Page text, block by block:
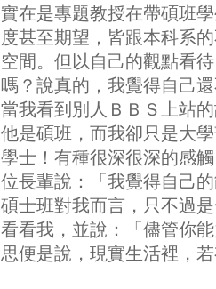
實在是專題教授在帶碩班
度甚至期望，皆跟本科系
空間。但以自己的觀點看
嗎？說真的，我覺得自己
當我看到別人ＢＢＳ上站
他是碩班，而我卻只是大
學士！有種很深很深的感
位長輩說：「我覺得自己
碩士班對我而言，只不過
看看我，並說：「儘管你
思便是說，現實生活裡，